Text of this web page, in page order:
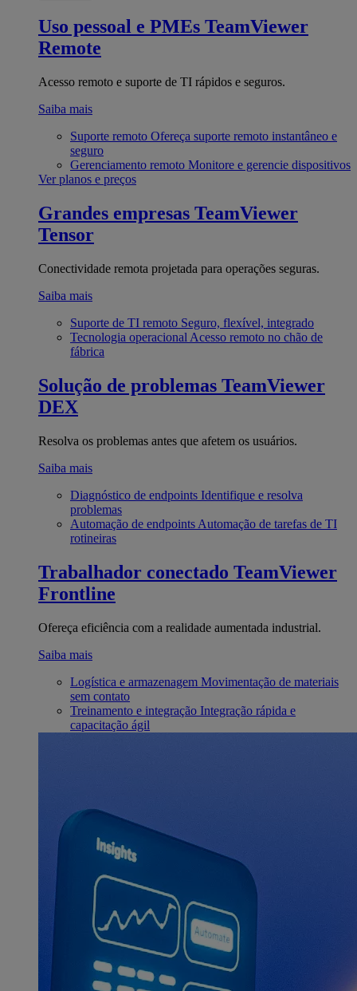
Uso pessoal e PMEs TeamViewer
Remote
Acesso remoto e suporte de TI rápidos e seguros.
Saiba mais
Suporte remoto Ofereça suporte remoto instantâneo e
seguro
Gerenciamento remoto Monitore e gerencie dispositivos
Ver planos e preços
Grandes empresas TeamViewer
Tensor
Conectividade remota projetada para operações seguras.
Saiba mais
Suporte de TI remoto Seguro, flexível, integrado
Tecnologia operacional Acesso remoto no chão de
fábrica
Solução de problemas TeamViewer
DEX
Resolva os problemas antes que afetem os usuários.
Saiba mais
Diagnóstico de endpoints Identifique e resolva
problemas
Automação de endpoints Automação de tarefas de TI
rotineiras
Trabalhador conectado TeamViewer
Frontline
Ofereça eficiência com a realidade aumentada industrial.
Saiba mais
Logística e armazenagem Movimentação de materiais
sem contato
Treinamento e integração Integração rápida e
capacitação ágil